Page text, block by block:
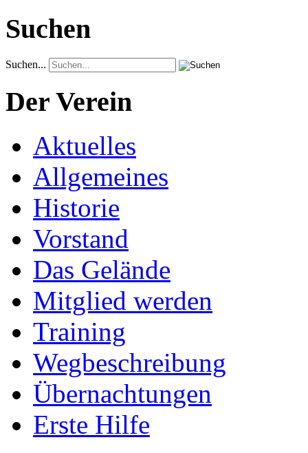
Suchen
Suchen...
Der Verein
Aktuelles
Allgemeines
Historie
Vorstand
Das Gelände
Mitglied werden
Training
Wegbeschreibung
Übernachtungen
Erste Hilfe